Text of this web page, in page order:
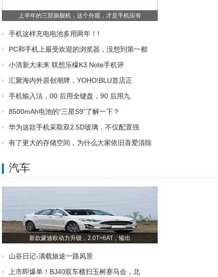
上半年的三部旗舰机，这个外观，才是手机应有
手机这样充电电池多用两年！!
PC和手机上最受欢迎的浏览器，没想到第一都
小清新大未来 联想乐檬K3 Note手机评
汇聚海内外原创潮牌，YOHO!BLU首店正
手机输入法，00 后用全键盘，90 后用九
8500mAh电池的“三星S9”了解一下？
华为这款手机采取双2.5D玻璃，不仅配置强
有了更大的存储空间，为什么大家依旧喜爱清除
汽车
新款蒙迪欧动力升级，2.0T+6AT，输出
山谷日记-满载旅途一路风景
上市即爆单！BJ40双车横扫玉树赛马会，北